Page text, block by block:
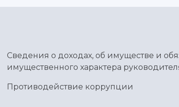
Сведения о доходах, об имуществе и
имущественного характера
Противодействие коррупции